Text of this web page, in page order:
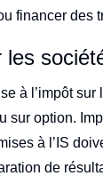
financer des
les
à l’impôt sur
sur option.
à l’IS
de